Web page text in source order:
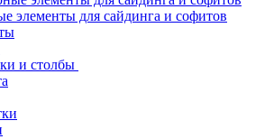
элементы для сайдинга и софитов
и столбы